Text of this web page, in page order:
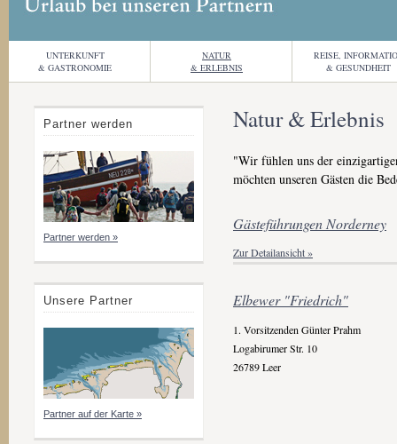
Natur & Erlebnis
"Wir fühlen uns der
möchten unseren Gästen die
Gästeführungen Norderney
Zur Detailansicht »
Elbewer "Friedrich"
1. Vorsitzenden Günter Prahm
Logabirumer Str. 10
26789 Leer
UNTERKUNFT
& GASTRONOMIE
NATUR
& ERLEBNIS
REISE,
& GESUNDHEIT
Partner werden
Partner werden »
Unsere Partner
Partner auf der Karte »